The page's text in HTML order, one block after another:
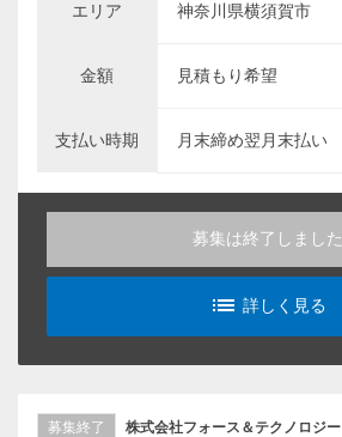
エリア 神奈川県横須賀市
金額 見積もり希望
支払い時期 月末締め翌月末払い
募集は終了しました
list_alt
詳しく見る
募集終了 株式会社フォース＆テクノロジー